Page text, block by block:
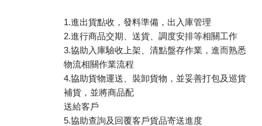
1.進出貨點收，發料準備，出入庫管理
2.進行商品交期、送貨、調度安排等相關工作
3.協助入庫驗收上架、清點盤存作業，進而熟悉
物流相關作業流程
4.協助貨物運送、裝卸貨物，並妥善打包及巡貨
補貨，並將商品配
送給客戶
5.協助查詢及回覆客戶貨品寄送進度